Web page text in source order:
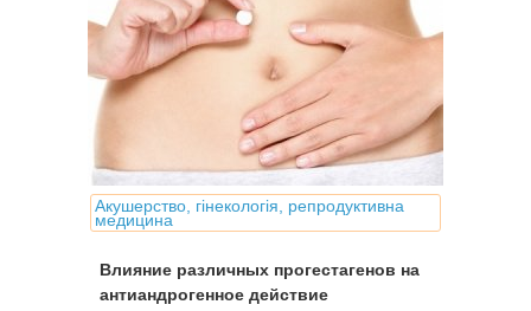
Акушерство, гінекологія, репродуктивна
медицина
Влияние различных прогестагенов на
антиандрогенное действие